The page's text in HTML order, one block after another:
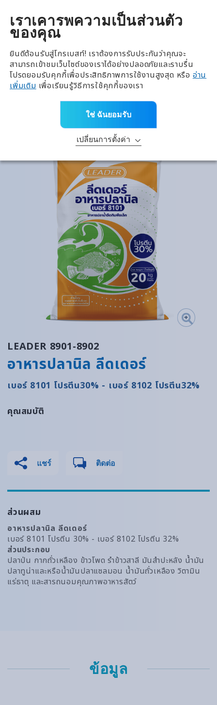
เราเคารพความเป็นส่วนตัว
ของคุณ
ยินดีต้อนรับสู่โกรเบสท์! เราต้องการรับประกันว่าคุณจะ
สามารถเข้าชมเว็บไซต์ของเราได้อย่างปลอดภัยและราบรื่น
โปรดยอมรับคุกกี้เพื่อประสิทธิภาพการใช้งานสูงสุด หรืออ่าน
เพิ่มเติมเพื่อเรียนรู้วิธีการใช้คุกกี้ของเรา
ใช่ ฉันยอมรับ
เปลี่ยนการตั้งค่า
全興國際水產股份有限公
ย้อนกลับ การเจริญเติบโต
ประเภท
หน้าหลัก ผลิตภัณฑ์ทั้งหมด
การเจริญเติบโต > อาหารปลานิล ลีดเดอร์
LEADER 8901-8902
อาหารปลานิล ลีดเดอร์
เบอร์ 8101 โปรตีน30% - เบอร์ 8102 โปรตีน32%
คุณสมบัติ
แชร์ ติดต่อ
ส่วนผสม
อาหารปลานิล ลีดเดอร์
เบอร์ 8101 โปรตีน 30% - เบอร์ 8102 โปรตีน 32%
ส่วนประกอบ
ปลาป่น กากถั่วเหลือง ข้าวโพด รำข้าวสาลี มันสำปะหลัง น้ำมัน
ปลาทูน่าและหรือน้ำมันปลาแซลมอน น้ำมันถั่วเหลือง วิตามิน
แร่ธาตุ และสารถนอมคุณภาพอาหารสัตว์
ข้อมูล